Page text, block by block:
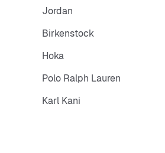
Jordan
Birkenstock
Hoka
Polo Ralph Lauren
Karl Kani